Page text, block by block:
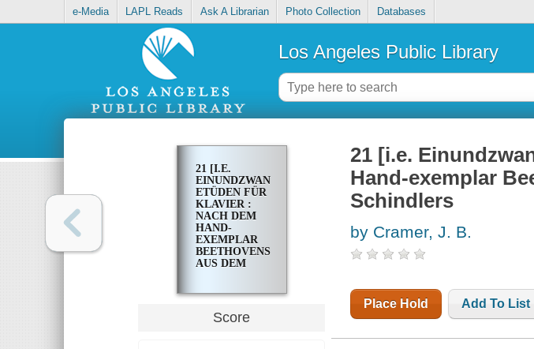
e-Media LAPL Reads Ask A Librarian Photo Collection Databases
Los Angeles Public Library
21 [I.E.
EINUNDZWANZIG]
ETÜDEN FÜR
KLAVIER :
NACH DEM
HAND-
EXEMPLAR
BEETHOVENS
AUS DEM
SCHINDLERS
Score
21 [i.e.
Hand-exemplar
Schindlers
by Cramer, J. B.
Place Hold Add To List